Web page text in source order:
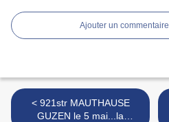
Ajouter un commentaire
< 921str MAUTHAUSE
GUZEN le 5 mai...la